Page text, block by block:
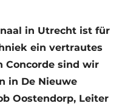
Erklärungin Utrecht ist für
ein vertrautes
Concorde sind wir
in De Nieuwe
Oostendorp, Leiter